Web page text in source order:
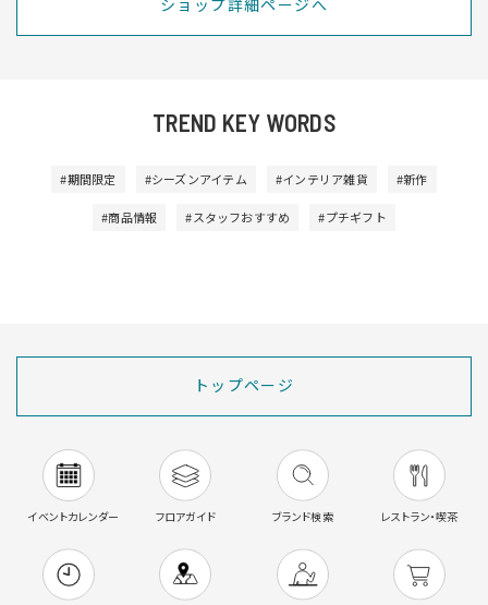
TREND KEY WORDS
#期間限定 #シーズンアイテム #インテリア雑貨 #新作
#商品情報 #スタッフおすすめ #プチギフト
トップページ
イベントカレンダー フロアガイド ブランド検索 レストラン・喫茶